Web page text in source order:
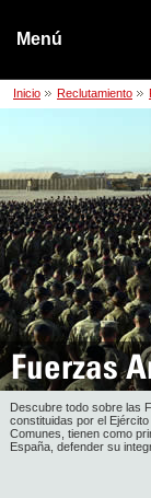
Menú
Inicio Reclutamiento
Fuerzas
Descubre todo sobre las
constituidas por el
Comunes, tienen como
España, defender su